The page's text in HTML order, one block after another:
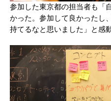
参加した東京都の担当者も「
かった。参加して良かったし
持てるなと思いました」と感